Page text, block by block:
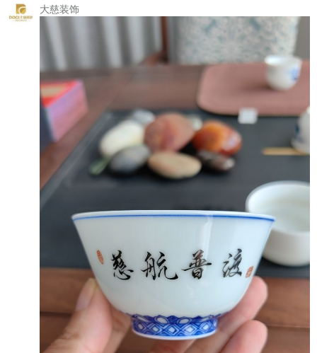
大慈装饰